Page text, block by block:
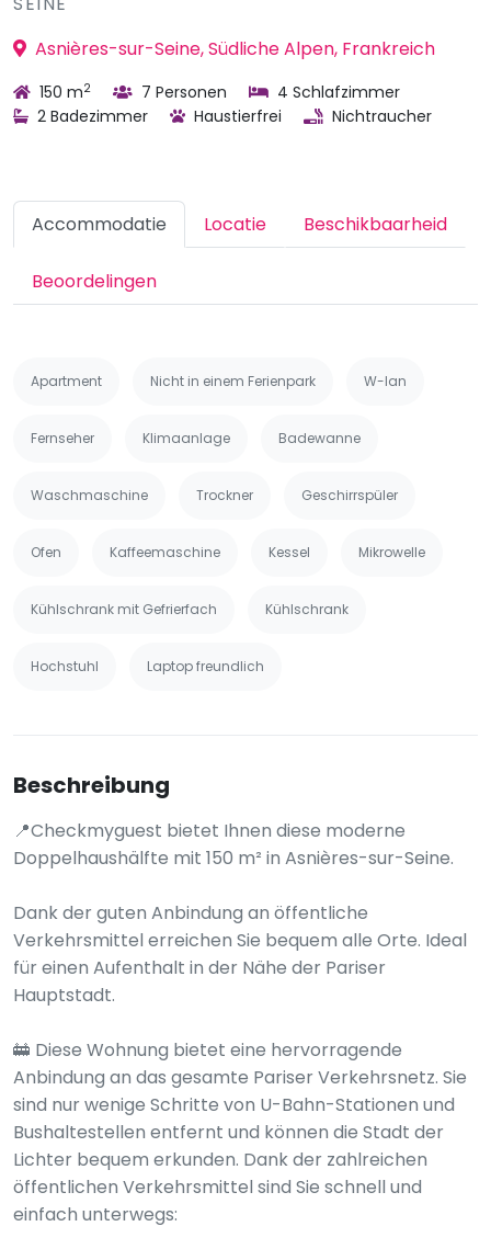
Asnières-sur-Seine, Südliche Alpen, Frankreich
150 m2 7 Personen
4 Schlafzimmer
2 Badezimmer
Haustierfrei Nichtraucher
Accommodatie Locatie Beschikbaarheid
Beoordelingen
Apartment Nicht in einem Ferienpark W-lan
Fernseher Klimaanlage Badewanne
Waschmaschine Trockner Geschirrspüler
Ofen Kaffeemaschine Kessel Mikrowelle
Kühlschrank mit Gefrierfach Kühlschrank
Hochstuhl Laptop freundlich
Beschreibung
📍Checkmyguest bietet Ihnen diese moderne
Doppelhaushälfte mit 150 m² in Asnières-sur-Seine.
Dank der guten Anbindung an öffentliche
Verkehrsmittel erreichen Sie bequem alle Orte. Ideal
für einen Aufenthalt in der Nähe der Pariser
Hauptstadt.
🚋 Diese Wohnung bietet eine hervorragende
Anbindung an das gesamte Pariser Verkehrsnetz. Sie
sind nur wenige Schritte von U-Bahn-Stationen und
Bushaltestellen entfernt und können die Stadt der
Lichter bequem erkunden. Dank der zahlreichen
öffentlichen Verkehrsmittel sind Sie schnell und
einfach unterwegs: